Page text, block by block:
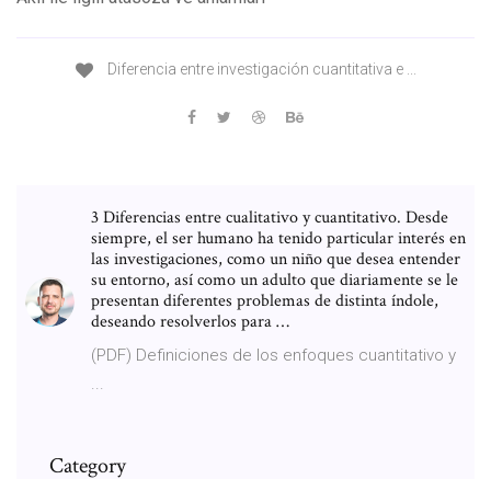
Diferencia entre investigación cuantitativa e ...
3 Diferencias entre cualitativo y cuantitativo. Desde
siempre, el ser humano ha tenido particular interés en
las investigaciones, como un niño que desea entender
su entorno, así como un adulto que diariamente se le
presentan diferentes problemas de distinta índole,
deseando resolverlos para …
(PDF) Definiciones de los enfoques cuantitativo y
...
Category